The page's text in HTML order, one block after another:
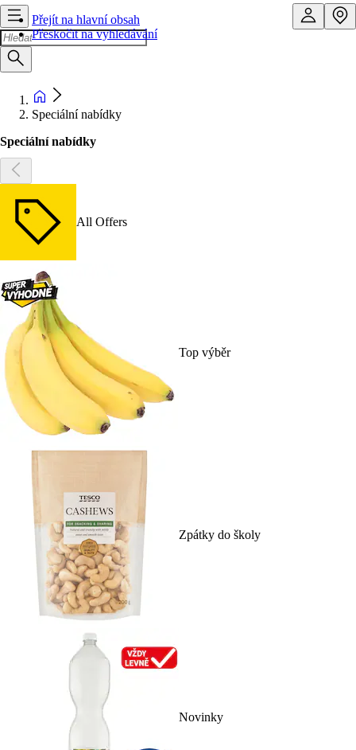
Přejít na hlavní obsah
Přeskočit na vyhledávání
Speciální nabídky
Speciální nabídky
All Offers
Top výběr
Zpátky do školy
Novinky